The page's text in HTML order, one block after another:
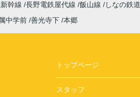
幹線 長野電鉄屋代線 飯山線
しなの鉄道
中学前 善光寺下 本郷
トップページ
スタッフ